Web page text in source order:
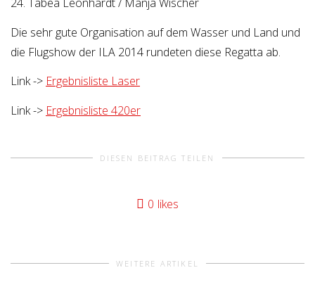
Die sehr gute Organisation auf dem Wasser und Land und
die Flugshow der ILA 2014 rundeten diese Regatta ab.
Link -> Ergebnisliste Laser
Link -> Ergebnisliste 420er
DIESEN BEITRAG TEILEN
0 likes
WEITERE ARTIKEL